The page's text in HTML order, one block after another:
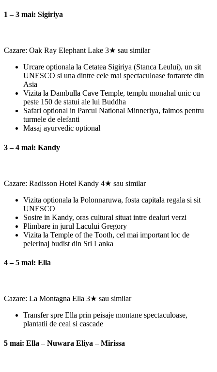
1 – 3 mai: Sigiriya
Cazare: Oak Ray Elephant Lake 3★ sau similar
Urcare optionala la Cetatea Sigiriya (Stanca Leului), un sit
UNESCO si una dintre cele mai spectaculoase fortarete din
Asia
Vizita la Dambulla Cave Temple, templu monahal unic cu
peste 150 de statui ale lui Buddha
Safari optional in Parcul National Minneriya, faimos pentru
turmele de elefanti
Masaj ayurvedic optional
3 – 4 mai: Kandy
Cazare: Radisson Hotel Kandy 4★ sau similar
Vizita optionala la Polonnaruwa, fosta capitala regala si sit
UNESCO
Sosire in Kandy, oras cultural situat intre dealuri verzi
Plimbare in jurul Lacului Gregory
Vizita la Temple of the Tooth, cel mai important loc de
pelerinaj budist din Sri Lanka
4 – 5 mai: Ella
Cazare: La Montagna Ella 3★ sau similar
Transfer spre Ella prin peisaje montane spectaculoase,
plantatii de ceai si cascade
5 mai: Ella – Nuwara Eliya – Mirissa